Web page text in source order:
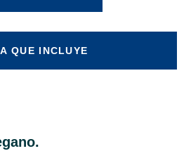
QUE INCLUYE